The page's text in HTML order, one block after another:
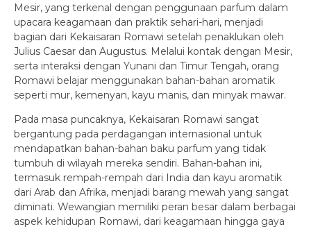
Mesir, yang terkenal dengan penggunaan parfum dalam
upacara keagamaan dan praktik sehari-hari, menjadi
bagian dari Kekaisaran Romawi setelah penaklukan oleh
Julius Caesar dan Augustus. Melalui kontak dengan Mesir,
serta interaksi dengan Yunani dan Timur Tengah, orang
Romawi belajar menggunakan bahan-bahan aromatik
seperti mur, kemenyan, kayu manis, dan minyak mawar.
Pada masa puncaknya, Kekaisaran Romawi sangat
bergantung pada perdagangan internasional untuk
mendapatkan bahan-bahan baku parfum yang tidak
tumbuh di wilayah mereka sendiri. Bahan-bahan ini,
termasuk rempah-rempah dari India dan kayu aromatik
dari Arab dan Afrika, menjadi barang mewah yang sangat
diminati. Wewangian memiliki peran besar dalam berbagai
aspek kehidupan Romawi, dari keagamaan hingga gaya